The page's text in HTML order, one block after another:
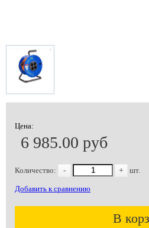
Цена:
6 985.00 руб
Количество: - + шт.
Добавить к сравнению
В